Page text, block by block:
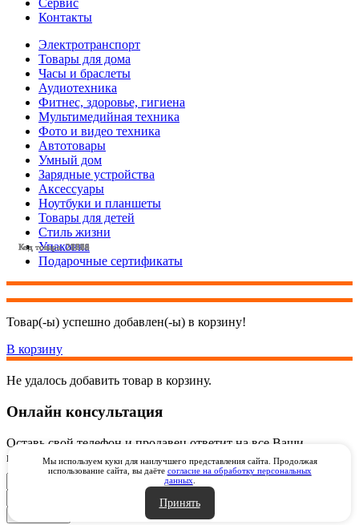
Код товара: 28523
Код товара: 28524
Код товара: 23209
Код товара: 24890
Код товара: 24889
Код товара: 28225
Код товара: 23210
Код товара: 28176
Сервис
Контакты
Электротранспорт
Товары для дома
Часы и браслеты
Аудиотехника
Фитнес, здоровье, гигиена
Мультимедийная техника
Фото и видео техника
Автотовары
Умный дом
Зарядные устройства
Аксессуары
Ноутбуки и планшеты
Товары для детей
Стиль жизни
Упаковка
Подарочные сертификаты
Товар(-ы) успешно добавлен(-ы) в корзину!
В корзину
Не удалось добавить товар в корзину.
Мы используем куки для наилучшего представления сайта. Продолжая
использование сайта, вы даёте согласие на обработку персональных
данных
Принять
Онлайн консультация
Оставь свой телефон и продавец ответит на все Ваши
вопросы онлайн через видеозвонок через WhatsApp